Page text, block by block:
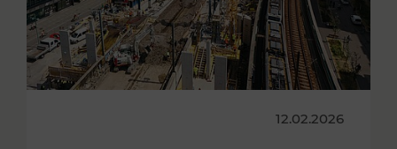
12.02.2026